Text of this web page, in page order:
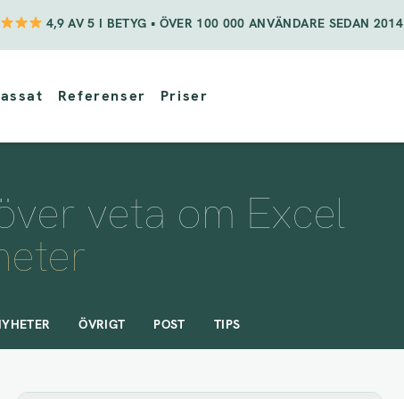
4,9 AV 5 I BETYG • ÖVER 100 000 ANVÄNDARE SEDAN 2014
Referenser Priser
veta om Excel
ÖVRIGT POST TIPS